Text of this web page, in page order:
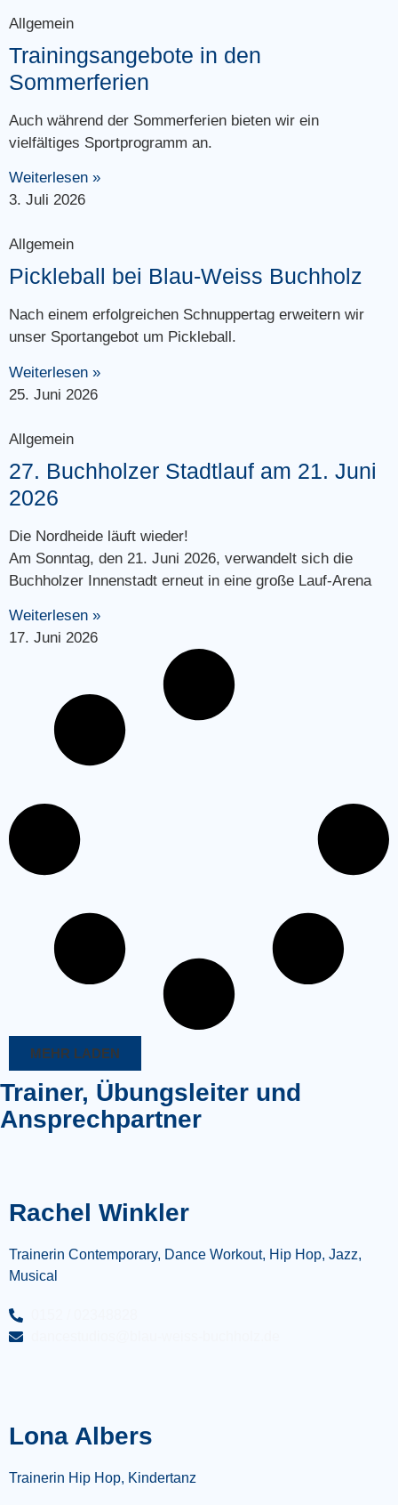
Allgemein
Trainingsangebote in den
Sommerferien
Auch während der Sommerferien bieten wir ein
vielfältiges Sportprogramm an.
Weiterlesen »
3. Juli 2026
Allgemein
Pickleball bei Blau-Weiss Buchholz
Nach einem erfolgreichen Schnuppertag erweitern wir
unser Sportangebot um Pickleball.
Weiterlesen »
25. Juni 2026
Allgemein
27. Buchholzer Stadtlauf am 21. Juni
2026
Die Nordheide läuft wieder!
Am Sonntag, den 21. Juni 2026, verwandelt sich die
Buchholzer Innenstadt erneut in eine große Lauf-Arena
Weiterlesen »
17. Juni 2026
MEHR LADEN
Trainer, Übungsleiter und
Ansprechpartner
Rachel Winkler
Trainerin Contemporary, Dance Workout, Hip Hop, Jazz,
Musical
Lona Albers
Trainerin Hip Hop, Kindertanz